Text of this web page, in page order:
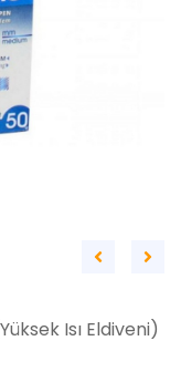
Isı Eldiveni)